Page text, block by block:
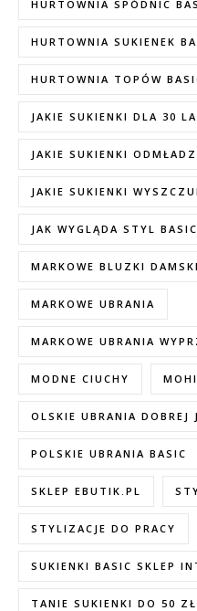
HURTOWNIA SPÓDNIC
HURTOWNIA SUKIENEK
HURTOWNIA TOPÓW
JAKIE SUKIENKI DLA 30
JAKIE SUKIENKI
JAKIE SUKIENKI
JAK WYGLĄDA STYL BASIC
MARKOWE BLUZKI
MARKOWE UBRANIA
MARKOWE UBRANIA
MODNE CIUCHY
OLSKIE UBRANIA DOBREJ
POLSKIE UBRANIA BASIC
SKLEP EBUTIK.PL
STYLIZACJE DO PRACY
SUKIENKI BASIC SKLEP
TANIE SUKIENKI DO 50 ZŁ